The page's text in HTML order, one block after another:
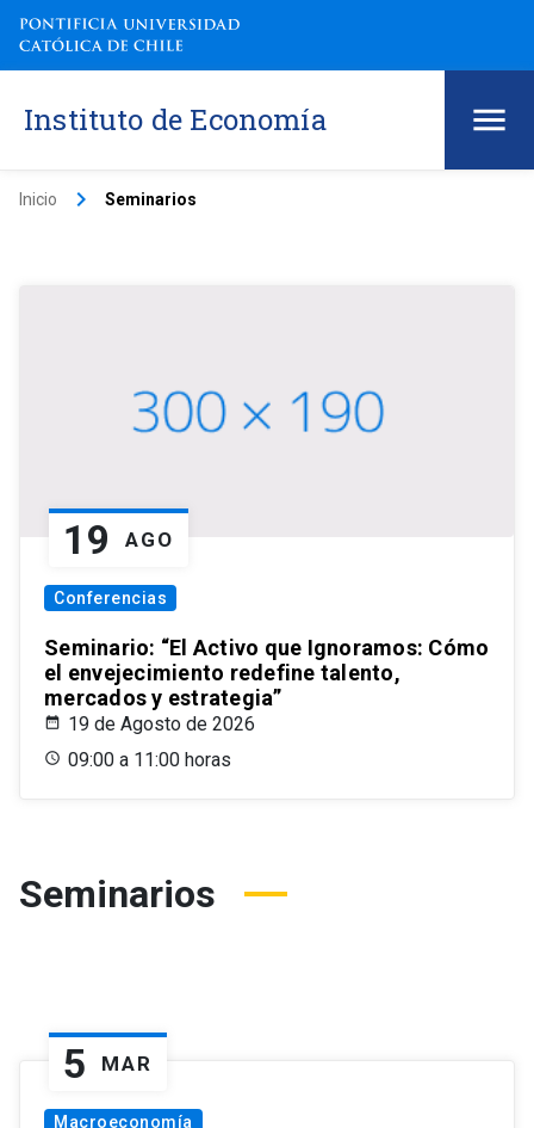
Instituto de Economía
Inicio keyboard_arrow_right Seminarios
19 AGO
Conferencias
Seminario: “El Activo que Ignoramos: Cómo
el envejecimiento redefine talento,
mercados y estrategia”
19 de Agosto de 2026
09:00 a 11:00 horas
Seminarios
5 MAR
Macroeconomía